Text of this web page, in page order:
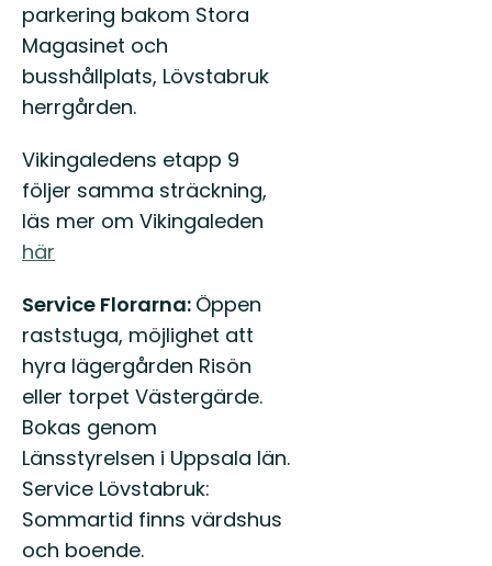
parkering bakom Stora
Magasinet och
busshållplats, Lövstabruk
herrgården.
Vikingaledens etapp 9
följer samma sträckning,
läs mer om Vikingaleden
här
Service Florarna: Öppen
raststuga, möjlighet att
hyra lägergården Risön
eller torpet Västergärde.
Bokas genom
Länsstyrelsen i Uppsala län.
Service Lövstabruk:
Sommartid finns värdshus
och boende.